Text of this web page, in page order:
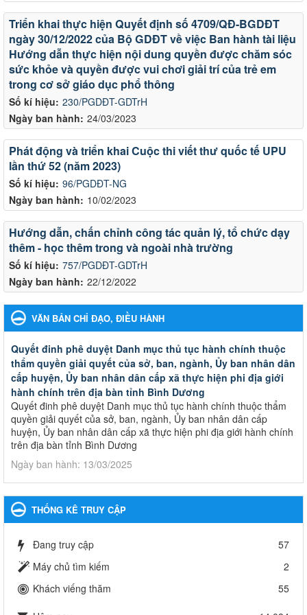
Số kí hiệu: 230/PGDĐT-GDTrH
Ngày ban hành: 24/03/2023
Triển khai thực hiện Quyết định số 4709/QĐ-BGDĐT
ngày 30/12/2022 của Bộ GDĐT về việc Ban hành tài liệu
Hướng dẫn thực hiện nội dung quyền được chăm sóc
sức khỏe và quyền được vui chơi giải trí của trẻ em
trong cơ sở giáo dục phổ thông
Số kí hiệu: 96/PGDĐT-NG
Ngày ban hành: 10/02/2023
Phát động và triển khai Cuộc thi viết thư quốc tế UPU
lần thứ 52 (năm 2023)
Số kí hiệu: 757/PGDĐT-GDTrH
Ngày ban hành: 22/12/2022
Hướng dẫn, chấn chỉnh công tác quản lý, tổ chức dạy
thêm - học thêm trong và ngoài nhà trường
VĂN BẢN CHỈ ĐẠO, ĐIỀU HÀNH
Quyết đinh phê duyệt Danh mục thủ tục hành chính thuộc
thẩm quyền giải quyết của sở, ban, ngành, Ủy ban nhân dân
cấp huyện, Ủy ban nhân dân cấp xã thực hiện phi địa giới
hành chính trên địa bàn tỉnh Bình Dương
Quyết đinh phê duyệt Danh mục thủ tục hành chính thuộc thẩm
quyền giải quyết của sở, ban, ngành, Ủy ban nhân dân cấp
huyện, Ủy ban nhân dân cấp xã thực hiện phi địa giới hành chính
trên địa bàn tỉnh Bình Dương
Ngày ban hành: 13/03/2025
Giáo dục và Đào tạo thành phố Bến Cát
Kế hoạch Phổ biến, giáo dục pháp luật năm 2025 của ngành
Ngày ban hành: 28/02/2025
vực giáo dục đào tạo thuộc hệ giáo dục quốc dân và cơ sở
THỐNG KÊ TRUY CẬP
Đang truy cập
57
Máy chủ tìm kiếm
2
Khách viếng thăm
55